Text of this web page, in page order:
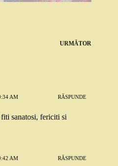
URMĂTOR
AM RĂSPUNDE
sanatosi, fericiti si
AM RĂSPUNDE